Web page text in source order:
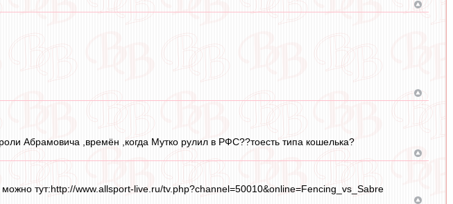
Абрамовича ,времён ,когда Мутко рулил в РФС??тоесть типа кошелька?
тут:http://www.allsport-live.ru/tv.php?channel=50010&online=Fencing_vs_Sabre